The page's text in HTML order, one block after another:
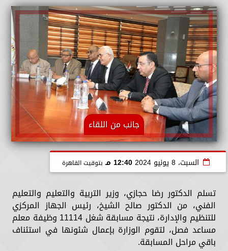
جانب من اللقاء
السبت، 8 يونيو 2024 12:40 مـ بتوقيت القاهرة
تسلم الدكتور رضا حجازي، وزير التربية والتعليم والتعليم
الفني، من الدكتور صالح الشيخ، رئيس الجهاز المركزي
للتنظيم والإدارة، نتيجة مسابقة شغل 11114 وظيفة معلم
مساعد فصل، لتقوم الوزارة بإعمال شئونها في استئناف
باقي مراحل المسابقة.